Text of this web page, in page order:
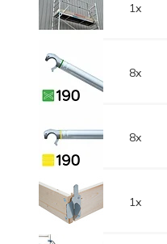
1x
8x
8x
1x